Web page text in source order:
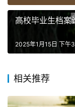
高校毕业生档案
2025年1月15日 下午
相关推荐